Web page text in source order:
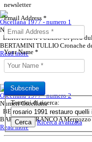
Rivista
alla
Read more
newsletter
Email Address *
Your Name *
Subscribe
Termini di ricerca:
Cerca Ricerca avanzata
Oscellana 1977 - numero 1
Numeri Oscellana
BERTAMINI TULLIO Ul preu
BERTAMINI TULLIO Cronache
Read more
Oscellana 1977 - numero 2
Numeri Oscellana
BERTAMINI TULLIO Un'antica
BARBERO FRANCO A Mergozzo
Read more